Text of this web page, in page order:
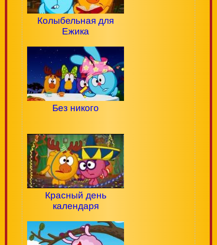
Колыбельная для
Ежика
Без никого
Красный день
календаря